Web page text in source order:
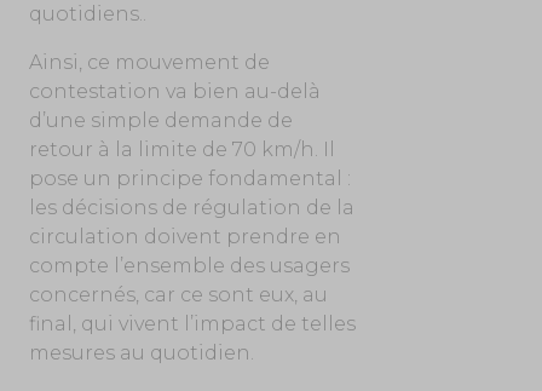
quotidiens..
Ainsi, ce mouvement de
contestation va bien au-delà
d’une simple demande de
retour à la limite de 70 km/h. Il
pose un principe fondamental :
les décisions de régulation de la
circulation doivent prendre en
compte l’ensemble des usagers
concernés, car ce sont eux, au
final, qui vivent l’impact de telles
mesures au quotidien.